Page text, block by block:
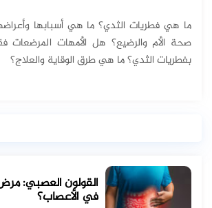
ما هي فطريات الثدي؟ ما هي أسبابها
صحة الأم والرضيع؟ هل الأمهات المرضعات
بفطريات الثدي؟ ما هي طرق الوقاية والعلاج؟
القولون العصبي:
في الأعصاب؟